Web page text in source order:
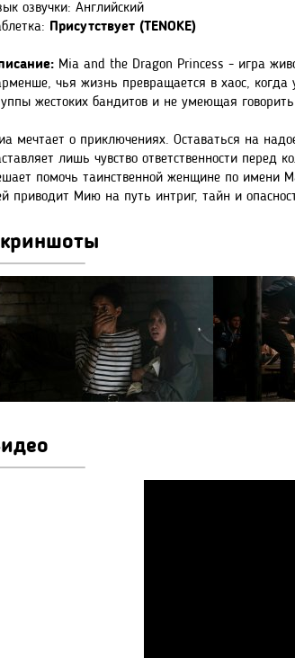
озвучки: Английский
Присутствует (TENOKE)
Mia and the Dragon Princess - игра
чья жизнь превращается в хаос,
жестоких бандитов и не умеющая
мечтает о приключениях. Оставаться на
лишь чувство ответственности
помочь таинственной женщине по имени
приводит Мию на путь интриг, тайн и